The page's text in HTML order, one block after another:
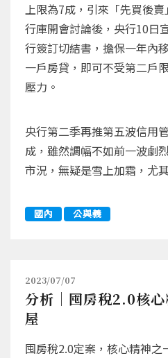
上限為7成，引來「先買後
行庫開會討論後，央行10日
行簽訂切結書，擔保一年內
一戶房貸，即可不受第二戶
壓力。
央行第二季再推第五波信用
成，雖然調幅不如前一波劇
市況，無疑是雪上加霜，尤
國內 公與義
2023/07/07
分析｜囤房稅2.0核
屋
囤房稅2.0定案，核心精神